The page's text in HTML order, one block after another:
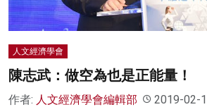
關於我們
人文經濟學會
陳志武：做空為也是正能量！
作者: 人文經濟學會編輯部 2019-02-